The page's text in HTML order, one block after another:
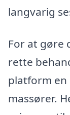
langvarig
For at gøre
rette
platform en
massører.